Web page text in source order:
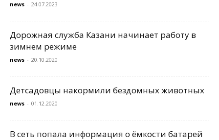
news - 24.07.2023
Дорожная служба Казани начинает работу в
зимнем режиме
news - 20.10.2020
Детсадовцы накормили бездомных животных
news - 01.12.2020
В сеть попала информация о ёмкости батарей